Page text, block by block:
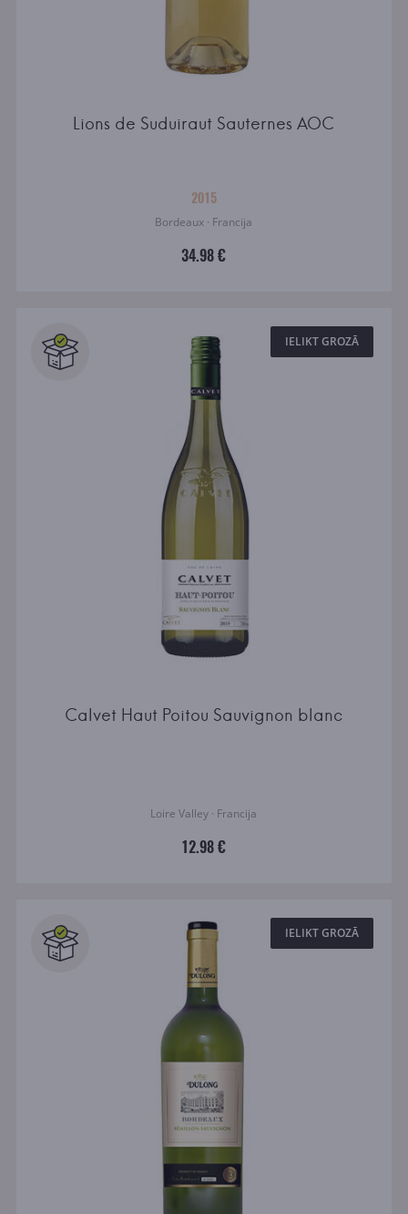
Lions de Suduiraut Sauternes AOC
2015
Bordeaux · Francija
34.98 €
IELIKT GROZĀ
Calvet Haut Poitou Sauvignon blanc
Loire Valley · Francija
12.98 €
IELIKT GROZĀ